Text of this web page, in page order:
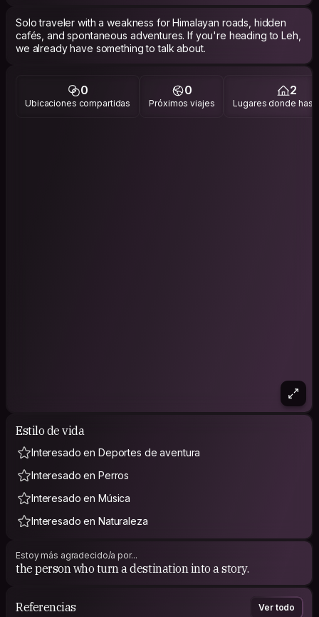
Solo traveler with a weakness for Himalayan roads, hidden
cafés, and spontaneous adventures. If you're heading to Leh,
we already have something to talk about.
0
Ubicaciones compartidas
0
Próximos viajes
2
Lugares donde has
Estilo de vida
Interesado en Deportes de aventura
Interesado en Perros
Interesado en Música
Interesado en Naturaleza
Estoy más agradecido/a por...
the person who turn a destination into a story.
Referencias Ver todo